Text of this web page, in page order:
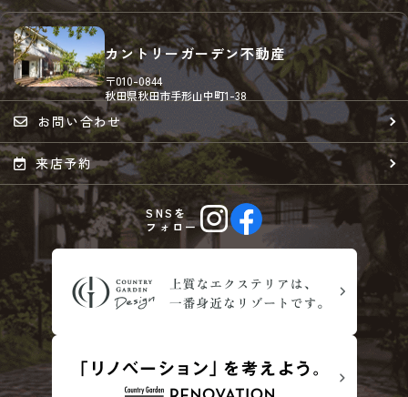
カントリーガーデン不動産
〒010-0844
秋田県秋田市手形山中町1-38
お問い合わせ
来店予約
SNSを
フォロー